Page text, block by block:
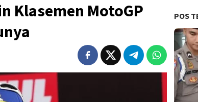
Klasemen MotoGP
POS